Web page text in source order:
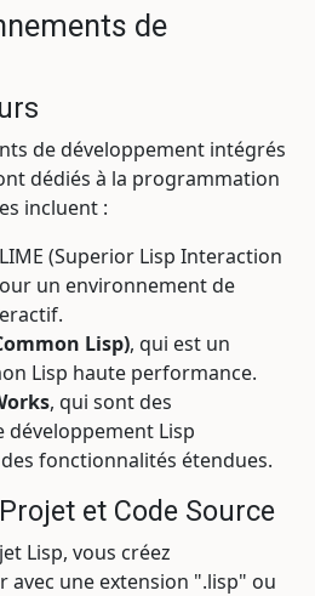
de
de développement intégrés
dédiés à la programmation
incluent :
(Superior Lisp Interaction
un environnement de
Lisp), qui est un
Lisp haute performance.
, qui sont des
Lisp
fonctionnalités étendues.
et Code Source
Lisp, vous créez
avec une extension ".lisp" ou